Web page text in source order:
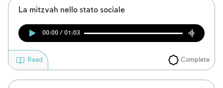
La mitzvah nello stato sociale
00:00 / 01:03
Complete
Read
Account required
Sign up